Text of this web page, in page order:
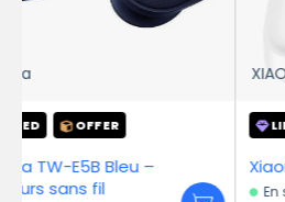
LIMITED
Xiaomi Redmi Buds 5 – Blanc
En stock